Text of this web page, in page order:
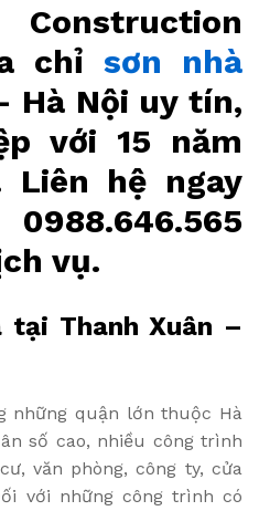
Construction
chỉsơn nhà
Hà Nội uy tín,
với 15 năm
Liên hệ ngay
vụ.
tại Thanh Xuân –
những quận lớn thuộc Hà
số cao, nhiều công trình
văn phòng, công ty, cửa
với những công trình có